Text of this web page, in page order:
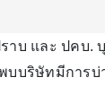
ราบ และ ปคบ.
บบริษัทมีการ